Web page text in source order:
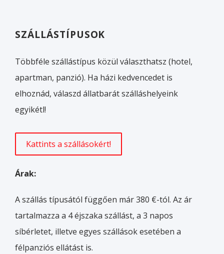
SZÁLLÁSTÍPUSOK
Többféle szállástípus közül választhatsz (hotel,
apartman, panzió). Ha házi kedvencedet is
elhoznád, válaszd állatbarát szálláshelyeink
egyikétl!
Kattints a szállásokért!
Árak:
A szállás típusától függően már 380 €-tól. Az ár
tartalmazza a 4 éjszaka szállást, a 3 napos
síbérletet, illetve egyes szállások esetében a
félpanziós ellátást is.